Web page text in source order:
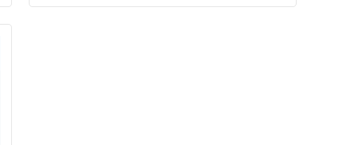
Doğru egzersizler sadece fiziksel